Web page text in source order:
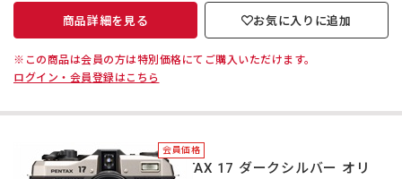
商品詳細を見る お気に入りに追加
※この商品は会員の方は特別価格にてご購入いただけます。
ログイン・会員登録はこちら
会員価格
PENTAX 17 ダークシルバー オリ